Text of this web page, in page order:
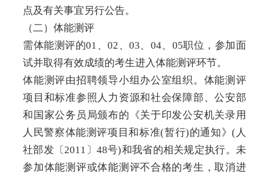
点及有关事宜另行公告。
（二）体能测评
需体能测评的01、02、03、04、05职位，参加面
试并取得有效成绩的考生进入体能测评环节。
体能测评由招聘领导小组办公室组织。体能测评
项目和标准参照人力资源和社会保障部、公安部
和国家公务员局颁布的《关于印发公安机关录用
人民警察体能测评项目和标准(暂行)的通知》(人
社部发〔2011〕48号)和我省的相关规定执行。未
参加体能测评或体能测评不合格的考生，取消进